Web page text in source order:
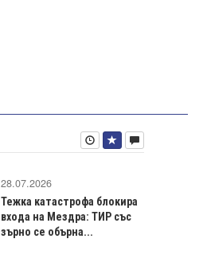
28.07.2026
Тежка катастрофа блокира
входа на Мездра: ТИР със
зърно се обърна...